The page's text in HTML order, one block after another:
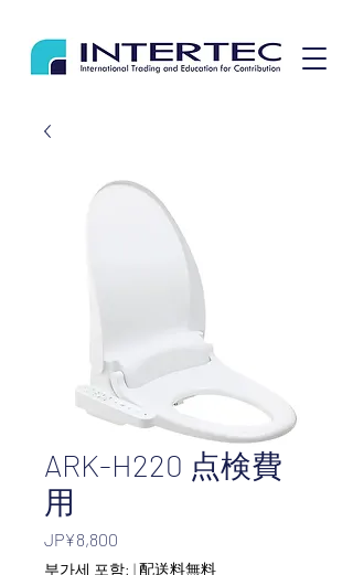
ARK-H220 点検費
用
JP¥8,800
격
부가세 포함: |配送料無料